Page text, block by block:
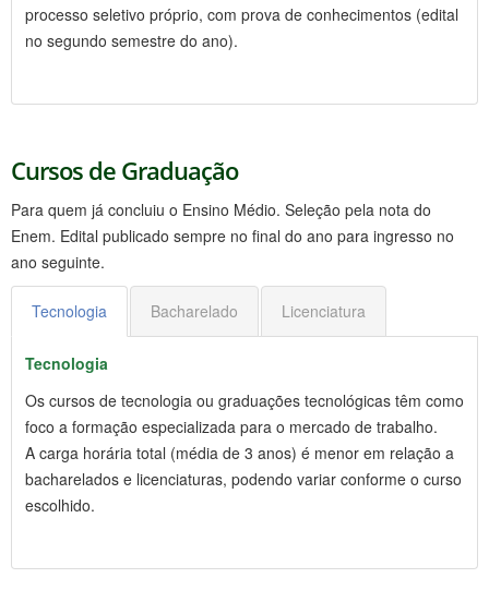
processo seletivo próprio, com prova de conhecimentos (edital
no segundo semestre do ano).
Cursos de Graduação
Para quem já concluiu o Ensino Médio. Seleção pela nota do
Enem. Edital publicado sempre no final do ano para ingresso no
ano seguinte.
Tecnologia Bacharelado Licenciatura
Tecnologia
Os cursos de tecnologia ou graduações tecnológicas têm como
foco a formação especializada para o mercado de trabalho.
A carga horária total (média de 3 anos) é menor em relação a
bacharelados e licenciaturas, podendo variar conforme o curso
escolhido.